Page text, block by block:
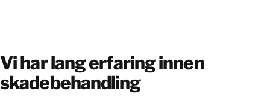
Vi har lang erfaring innen
skadebehandling